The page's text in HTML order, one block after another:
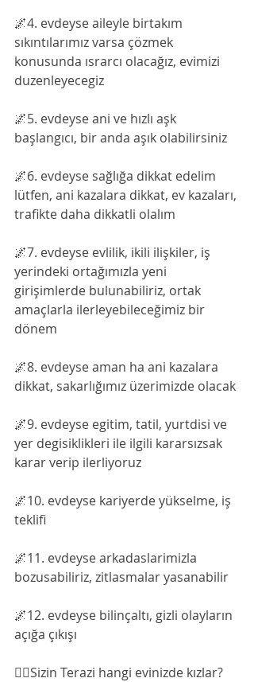
🌌4. evdeyse aileyle birtakım
sıkıntılarımız varsa çözmek
konusunda ısrarcı olacağız, evimizi
duzenleyecegiz
🌌5. evdeyse ani ve hızlı aşk
başlangıcı, bir anda aşık olabilirsiniz
🌌6. evdeyse sağlığa dikkat edelim
lütfen, ani kazalara dikkat, ev kazaları,
trafikte daha dikkatli olalım
🌌7. evdeyse evlilik, ikili ilişkiler, iş
yerindeki ortağımızla yeni
girişimlerde bulunabiliriz, ortak
amaçlarla ilerleyebileceğimiz bir
dönem
🌌8. evdeyse aman ha ani kazalara
dikkat, sakarlığımız üzerimizde olacak
🌌9. evdeyse egitim, tatil, yurtdisi ve
yer degisiklikleri ile ilgili kararsızsak
karar verip ilerliyoruz
🌌10. evdeyse kariyerde yükselme, iş
teklifi
🌌11. evdeyse arkadaslarimizla
bozusabiliriz, zitlasmalar yasanabilir
🌌12. evdeyse bilinçaltı, gizli olayların
açığa çıkışı
🧜‍♀️Sizin Terazi hangi evinizde kızlar?